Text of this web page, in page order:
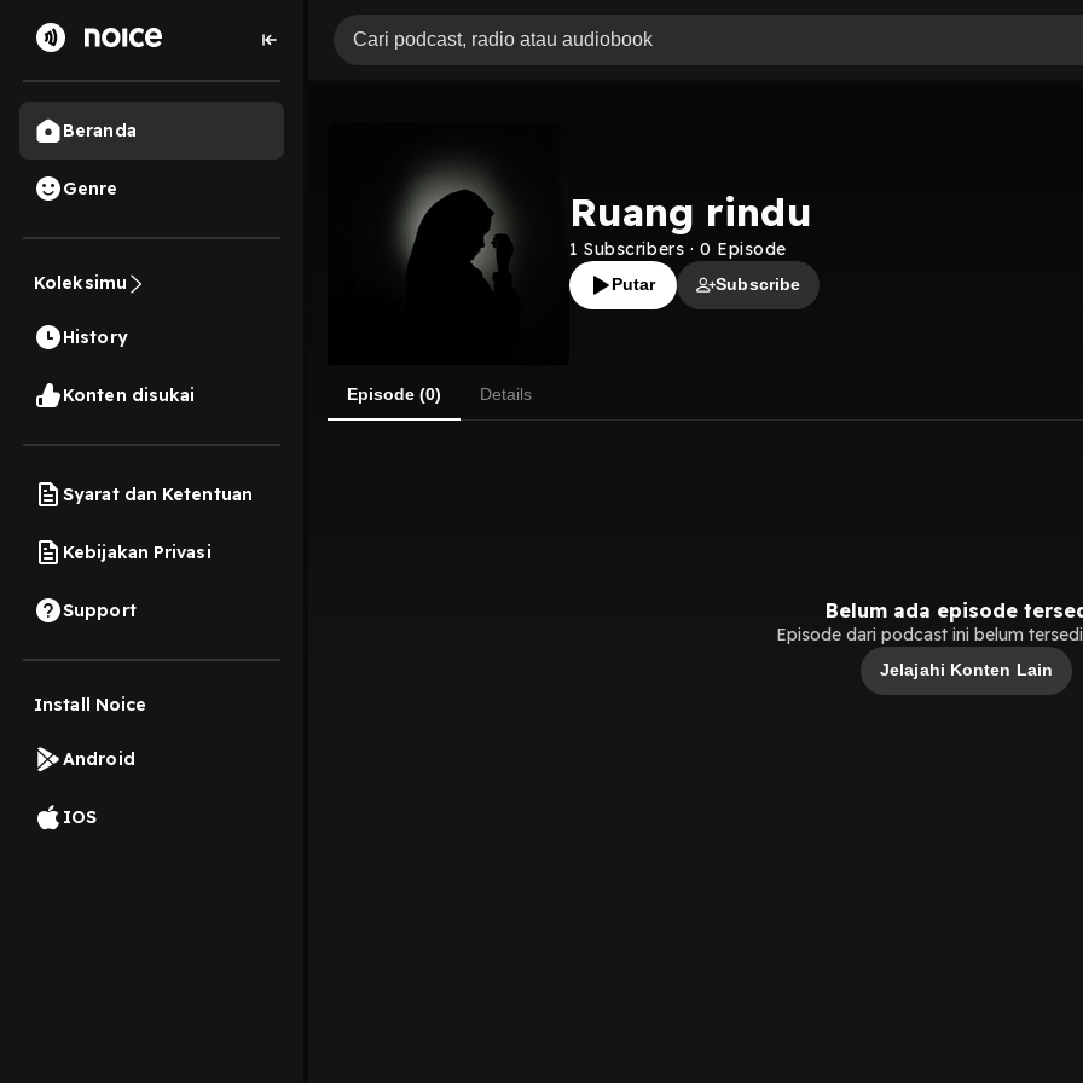
Beranda
Genre
Koleksimu
History
Konten disukai
Syarat dan Ketentuan
Kebijakan Privasi
Support
Install Noice
Android
IOS
Ruang rindu
1 Subscribers · 0 Episode
Putar Subscribe
Episode (0) Details
Belum ada episode
Episode dari podcast ini belum
Jelajahi Konten Lain